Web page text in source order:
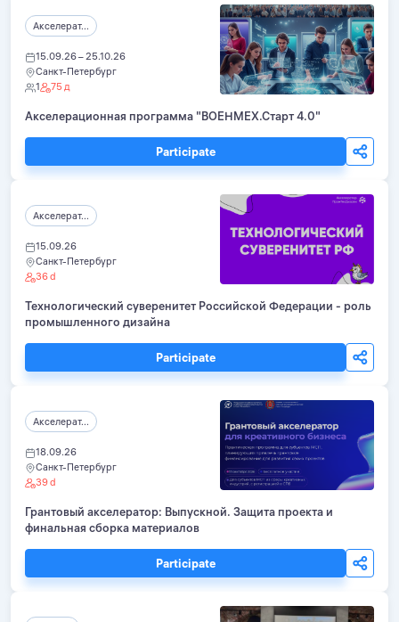
Акселерат...
15.09.26 – 25.10.26
Санкт-Петербург
1
75 д
Акселерационная программа "ВОЕНМЕХ.Старт 4.0"
Participate
Акселерат...
15.09.26
Санкт-Петербург
36 d
Технологический суверенитет Российской Федерации - роль
промышленного дизайна
Participate
Акселерат...
18.09.26
Санкт-Петербург
39 d
Грантовый акселератор: Выпускной. Защита проекта и
финальная сборка материалов
Participate